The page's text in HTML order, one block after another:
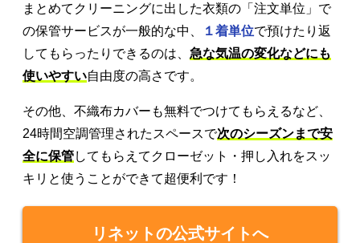
まとめてクリーニングに出した衣類の「注文単位」で
の保管サービスが一般的な中、
１着単位で預けたり返
してもらったりできるのは、 急な気温の変化などにも
使いやすい自由度の高さです。
その他、不織布カバーも無料でつけてもらえるなど、
24時間空調管理されたスペースで次のシーズンまで安
全に保管してもらえてクローゼット・押し入れをスッ
キリと使うことができて超便利です！
リネットの公式サイトへ